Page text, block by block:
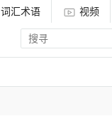
词汇术语 视频
Enter
search
term